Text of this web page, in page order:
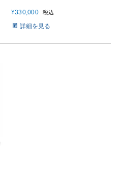
¥330,000 税込
詳細を見る